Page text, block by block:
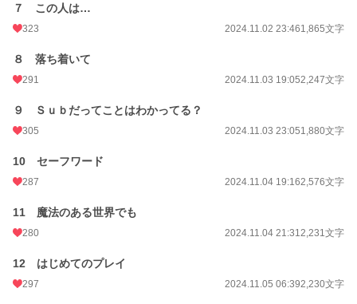
７ この人は…
323 2024.11.02 23:461,865文字
８ 落ち着いて
291 2024.11.03 19:052,247文字
９ Ｓｕｂだってことはわかってる？
305 2024.11.03 23:051,880文字
10 セーフワード
287 2024.11.04 19:162,576文字
11 魔法のある世界でも
280 2024.11.04 21:312,231文字
12 はじめてのプレイ
297 2024.11.05 06:392,230文字